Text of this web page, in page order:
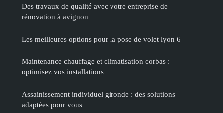
Des travaux de qualité avec votre entreprise de
rénovation à avignon
Les meilleures options pour la pose de volet lyon 6
Maintenance chauffage et climatisation corbas :
optimisez vos installations
Assainissement individuel gironde : des solutions
adaptées pour vous